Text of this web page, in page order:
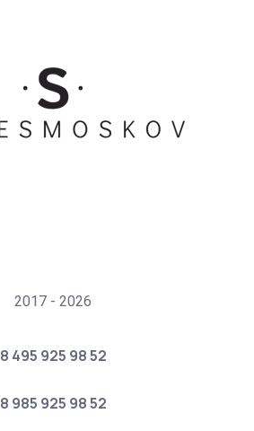
2017 - 2026
8 495 925 98 52
8 985 925 98 52